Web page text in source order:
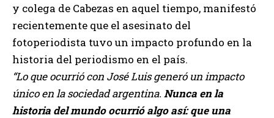
y colega de Cabezas en aquel tiempo, manifestó
recientemente que el asesinato del
fotoperiodista tuvo un impacto profundo en la
historia del periodismo en el país.
“Lo que ocurrió con José Luis generó un impacto
único en la sociedad argentina.Nunca en la
historia del mundo ocurrió algo así: que una